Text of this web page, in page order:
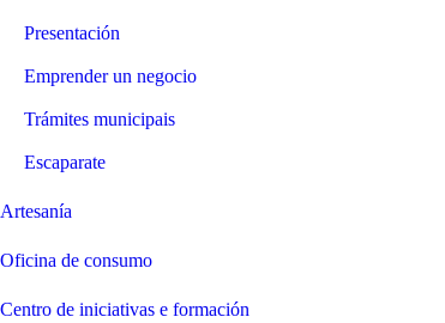
Presentación
Emprender un negocio
Trámites municipais
Escaparate
Artesanía
Oficina de consumo
Centro de iniciativas e formación